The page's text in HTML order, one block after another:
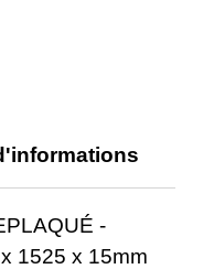
-
1525 x 15mm